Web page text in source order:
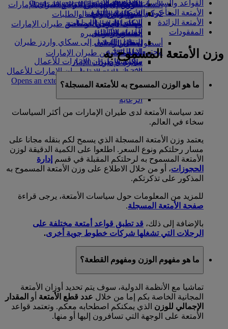
تناول الطعام في الدرجة السياحية
الممتازة
وجبات الدرجة السياحية
المشروبات
أسطول طائراتنا
بوينج 777
طائرة الإمارات A380
A350 طائرة الإمارات
الإمارات للطيران الخاص
توزيع المقاعد
السوق الحرة
متجرنا الرسمي
التسلية للأطفال
الترفيه عن الأطفال
ألعاب الأطفال
أنشطة للأطفال
in a new tab
كوكبنا
الاستدامة في العمليات
السياسة البيئية
التقارير البيئية
مجتمعاتنا المحلية
مؤسسة طيران الإمارات للأعمال
الإنسانيةمؤسسة طيران الإمارات للأعمال
الإنسانية Opens an external link in a new
tab
الرعاية
Opens an external link in a new tab
شركاؤنا
سكاي واردز رايل
حاسبة الأميال
تسجيل الدخول إلى سكاي واردز طيران
الإمارات
سكاي واردز+
السفر لأصحاب الهمم مع طيران الإمارات
المساعدة الخاصة والطلبات
تجربتكم على متن الطائرة
الأدوات والموارد
الهاتف المتحرك وتطبيق طيران الإمارات
إلغاء حجز أو تغييره
تعطل الرحلات
معلومات عن طيران الإمارات
القواعد والسياسات الخاصة بالأمتعة
الأمتعة المتأخرة والمتضررة والتتبع
الأمتعة الزائدة
المفقودات
وزن الأمتعة المسموح به
ما هو الوزن المسموح به للأمتعة المسجلة؟
تعد سياسة الأمتعة لدى طيران الإمارات من أكثر السياسات
سخاء في العالم.
يعتمد وزن الأمتعة المسجلة الذي يسمح لكم بنقله مجانا على
مسار رحلتكم ونوع السعر. اطلعوا على الكمية الدقيقة لوزن
الأمتعة المسموح به لرحلتكم المقبلة في قسم إدارة
الحجوزات، أو من خلال الاطلاع على وزن الأمتعة المسموح به
المذكور على تذكرتكم.
للمزيد من المعلومات حول سياسات الأمتعة، يرجى قراءة
صفحة الأمتعة المسجلة.
بالإضافة إلى ذلك، قد تطبق قواعد أمتعة مختلفة على
الرحلات التي تشغلها شركات خطوط جوية أخرى.
ما هو مفهوم الوزن ومفهوم القطعة؟
تماشيا مع الأنظمة الدولية، سوف يتم تحديد أوزان الأمتعة
المجانية الخاصة بكم إما من خلال عدد قطع الأمتعة أو المقدار
الإجمالي للوزن الذي يمكنكم اصطحابه معكم. وتعتمد قواعد
الأمتعة على الوجهة التي تسافرون إليها أو منها.